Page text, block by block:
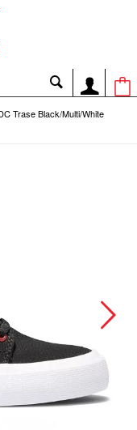
Trase Black/Multi/White